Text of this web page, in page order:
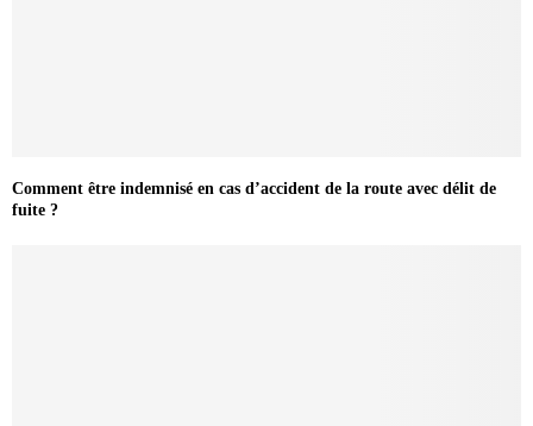
Comment être indemnisé en cas d’accident de la route avec délit de
fuite ?